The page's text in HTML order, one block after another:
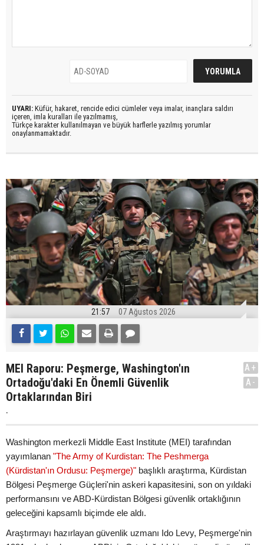
UYARI: Küfür, hakaret, rencide edici cümleler veya imalar, inançlara saldırı
içeren, imla kuralları ile yazılmamış,
Türkçe karakter kullanılmayan ve büyük harflerle yazılmış yorumlar
onaylanmamaktadır.
21:57 07 Ağustos 2026
MEI Raporu: Peşmerge, Washington'ın
Ortadoğu'daki En Önemli Güvenlik
Ortaklarından Biri
.
A+
A-
Washington merkezli Middle East Institute (MEI) tarafından
yayımlanan "The Army of Kurdistan: The Peshmerga
(Kürdistan'ın Ordusu: Peşmerge)" başlıklı araştırma, Kürdistan
Bölgesi Peşmerge Güçleri'nin askeri kapasitesini, son on yıldaki
performansını ve ABD-Kürdistan Bölgesi güvenlik ortaklığının
geleceğini kapsamlı biçimde ele aldı.
Araştırmayı hazırlayan güvenlik uzmanı Ido Levy, Peşmerge'nin